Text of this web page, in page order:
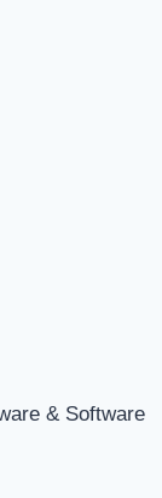
& Software